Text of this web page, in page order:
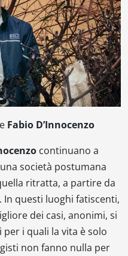
e Fabio D’Innocenzo
continuano a
società postumana
ritratta, a partire da
. In questi luoghi fatiscenti,
dei casi, anonimi, si
i quali la vita è solo
non fanno nulla per